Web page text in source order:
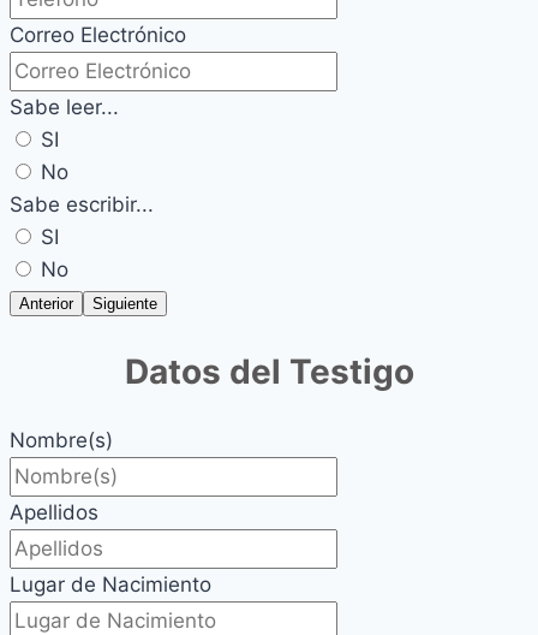
Correo Electrónico
Sabe leer...
SI
No
Sabe escribir...
SI
No
Anterior Siguiente
Datos del Testigo
Nombre(s)
Apellidos
Lugar de Nacimiento